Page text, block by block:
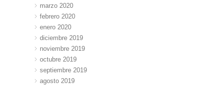
marzo 2020
febrero 2020
enero 2020
diciembre 2019
noviembre 2019
octubre 2019
septiembre 2019
agosto 2019